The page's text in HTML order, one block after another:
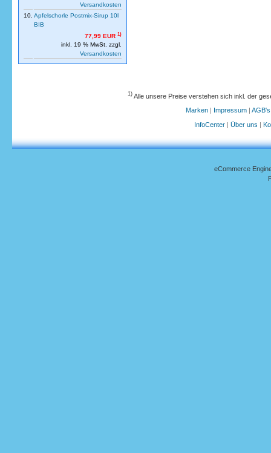
Versandkosten
10. Apfelschorle Postmix-Sirup 10l
BIB
77,99 EUR 1)
inkl. 19 % MwSt. zzgl.
Versandkosten
1) Alle unsere Preise verstehen sich inkl. der
Marken| Impressum| AGB's
InfoCenter | Über uns |
eCommerce